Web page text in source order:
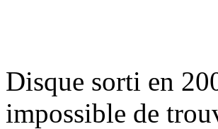
Disque sorti en
impossible de